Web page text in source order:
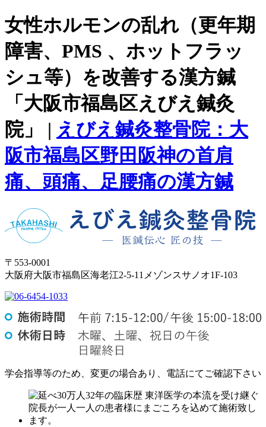
女性ホルモンの乱れ（更年期
障害、PMS 、ホットフラッ
シュ等）を改善する漢方鍼
「大阪市福島区えびえ鍼灸
院」 | えびえ鍼灸整骨院：大
阪市福島区野田阪神の首肩
痛、頭痛、足腰痛の漢方鍼
〒553-0001
大阪府大阪市福島区海老江2-5-11メゾンスサノオ1F-103
学会指導等のため、変更の場合あり、電話にてご確認下さい